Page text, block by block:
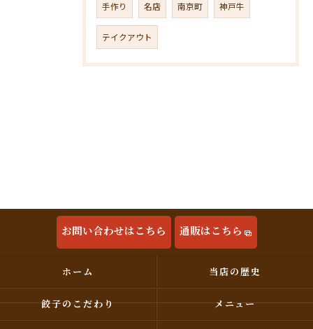
手作り 名店 南京町 神戸牛
テイクアウト
お問い合わせはこちら 通販はこちら
ホーム 当店の歴史
餃子のこだわり メニュー